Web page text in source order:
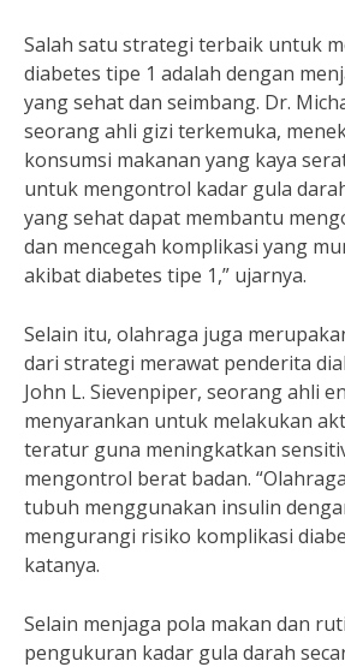
Salah satu strategi terbaik untuk
diabetes tipe 1 adalah dengan
yang sehat dan seimbang. Dr.
seorang ahli gizi terkemuka,
konsumsi makanan yang kaya
untuk mengontrol kadar gula
yang sehat dapat membantu
dan mencegah komplikasi yang
akibat diabetes tipe 1,” ujarnya.
Selain itu, olahraga juga
dari strategi merawat penderita
John L. Sievenpiper, seorang ahli
menyarankan untuk melakukan
teratur guna meningkatkan
mengontrol berat badan.
tubuh menggunakan insulin
mengurangi risiko komplikasi
katanya.
Selain menjaga pola makan dan
pengukuran kadar gula darah